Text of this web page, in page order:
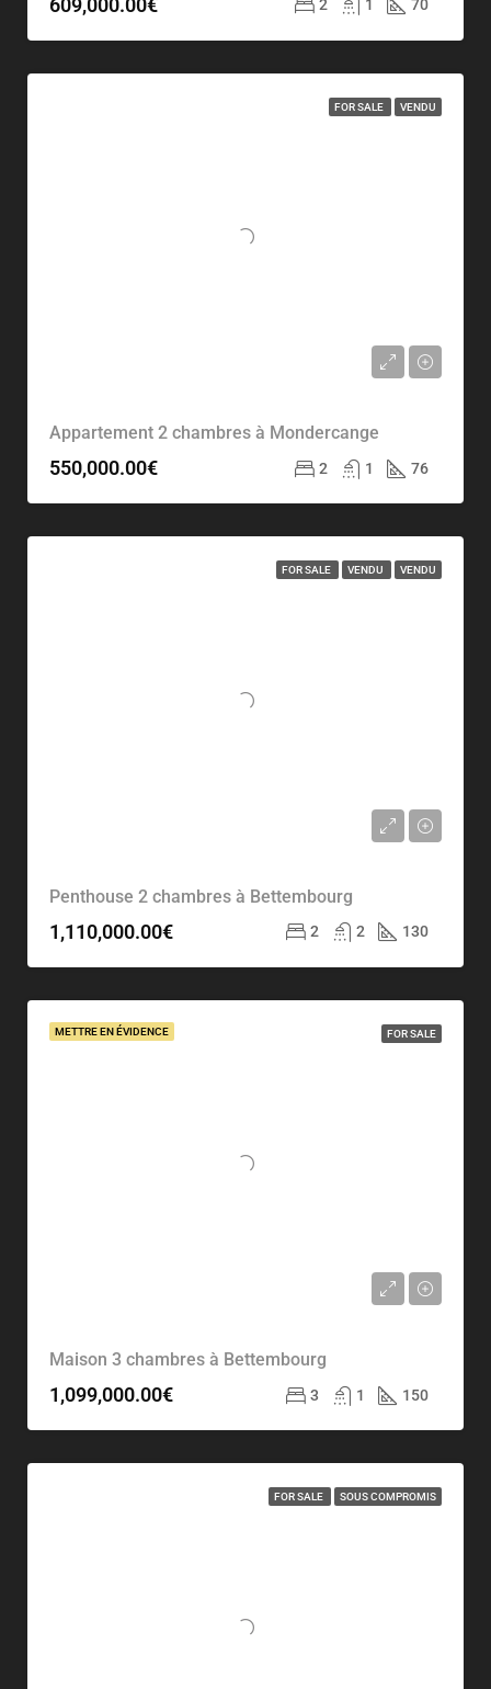
2 1 70
FOR SALE VENDU
Appartement 2 chambres à Mondercange
550,000.00€ 2 1 76
FOR SALE VENDU VENDU
Penthouse 2 chambres à Bettembourg
1,110,000.00€ 2 2 130
METTRE EN ÉVIDENCE FOR SALE
Maison 3 chambres à Bettembourg
1,099,000.00€ 3 1 150
FOR SALE SOUS COMPROMIS